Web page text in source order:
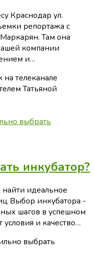
Краснодар ул.
репортажа с
Там она
компании
и…
телеканале
Татьяной
инкубатор?
идеальное
Выбор инкубатора -
шагов в успешном
и качество…
выбрать